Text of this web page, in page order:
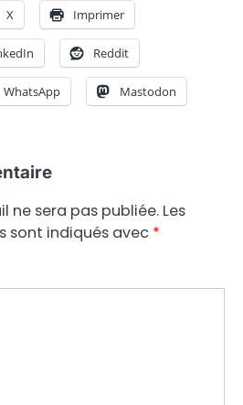
X Imprimer
Reddit
WhatsApp Mastodon
ne sera pas publiée. Les
sont indiqués avec *